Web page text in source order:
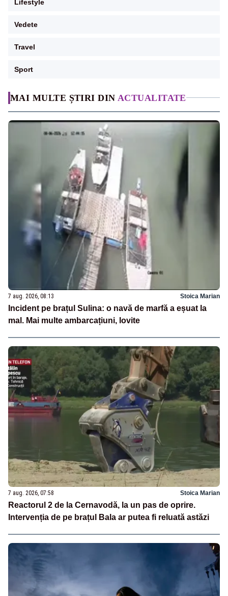
MAI MULTE ȘTIRI DIN ACTUALITATE
7 aug. 2026, 08:13 Stoica Marian
Incident pe brațul Sulina: o navă de marfă a eșuat la
mal. Mai multe ambarcațiuni, lovite
7 aug. 2026, 07:58 Stoica Marian
Reactorul 2 de la Cernavodă, la un pas de oprire.
Intervenția de pe brațul Bala ar putea fi reluată astăzi
Lifestyle
Vedete
Travel
Sport